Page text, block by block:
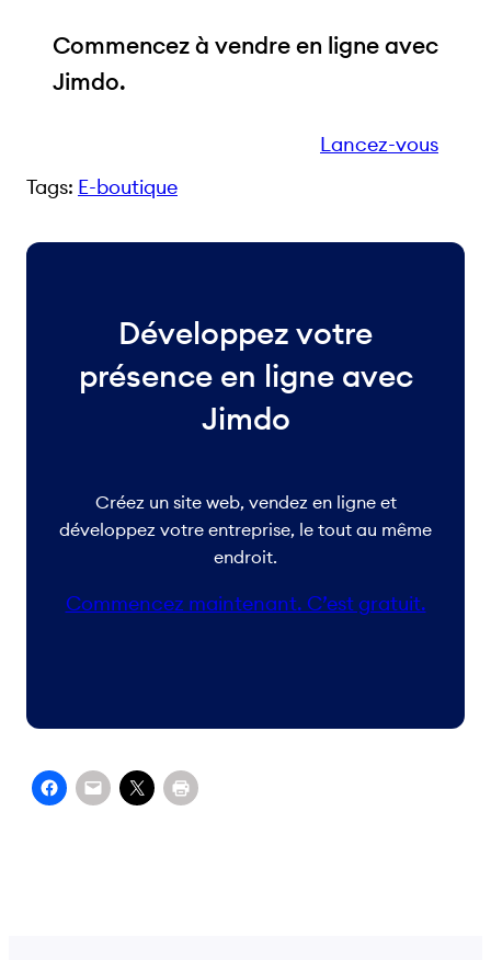
Commencez à vendre en ligne avec
Jimdo.
Lancez-vous
Tags: E-boutique
Développez votre
présence en ligne avec
Jimdo
Créez un site web, vendez en ligne et
développez votre entreprise, le tout au même
endroit.
Commencez maintenant. C’est gratuit.